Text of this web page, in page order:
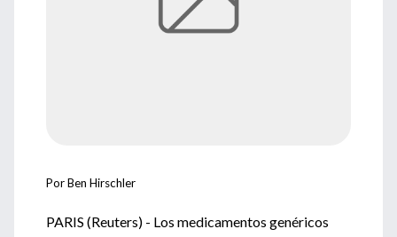
Por Ben Hirschler
PARIS (Reuters) - Los medicamentos genéricos